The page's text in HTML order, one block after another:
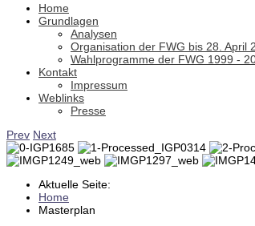
Home
Grundlagen
Analysen
Organisation der FWG bis 28. April
Wahlprogramme der FWG 1999 -
Kontakt
Impressum
Weblinks
Presse
Prev Next
Aktuelle Seite:
Home
Masterplan